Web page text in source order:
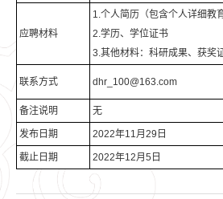
应聘材料
1.个人简历（包含个人详细教
2.学历、学位证书
3.其他材料：科研成果、获奖
联系方式 dhr_100@163.com
备注说明 无
发布日期 2022年11月29日
截止日期 2022年12月5日